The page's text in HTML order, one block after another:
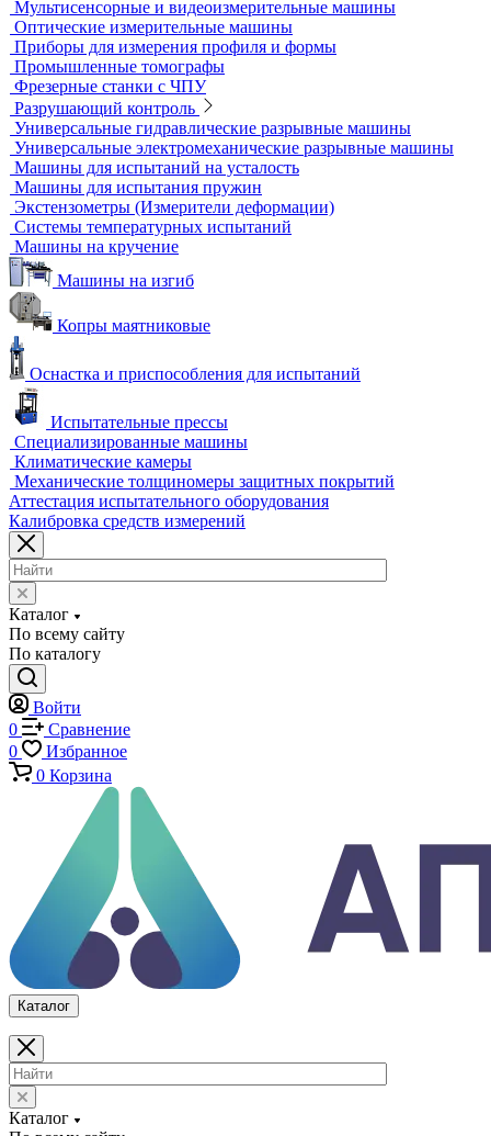
Оборудование для контроля геометрии
3D-сканеры
Аксессуары для метрологического оборудования
Видеоизмерительные машины
Координатно-измерительные машины
Лазерные трекеры
Мультисенсорные и видеоизмерительные машины
Оптические измерительные машины
Приборы для измерения профиля и формы
Промышленные томографы
Фрезерные станки с ЧПУ
Разрушающий контроль
Универсальные гидравлические разрывные машины
Универсальные электромеханические разрывные машины
Машины для испытаний на усталость
Машины для испытания пружин
Экстензометры (Измерители деформации)
Системы температурных испытаний
Машины на кручение
Копры маятниковые
Оснастка и приспособления для испытаний
Специализированные машины
Климатические камеры
Механические толщиномеры защитных покрытий
Аттестация испытательного оборудования
Калибровка средств измерений
Каталог
По всему сайту
По каталогу
Войти
Сравнение
Избранное
0
Корзина
Каталог